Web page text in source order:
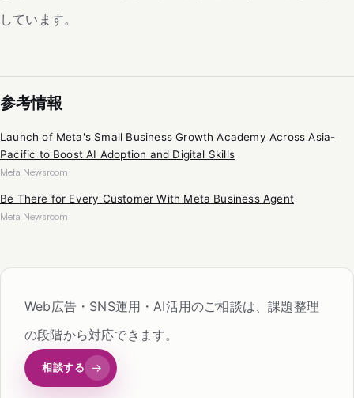
しています。
参考情報
Launch of Meta's Small Business Growth Academy Across Asia-
Pacific to Boost AI Adoption and Digital Skills
Meta Newsroom
Be There for Every Customer With Meta Business Agent
Meta Newsroom
Web広告・SNS運用・AI活用のご相談は、課題整理
の段階から対応できます。
相談する →